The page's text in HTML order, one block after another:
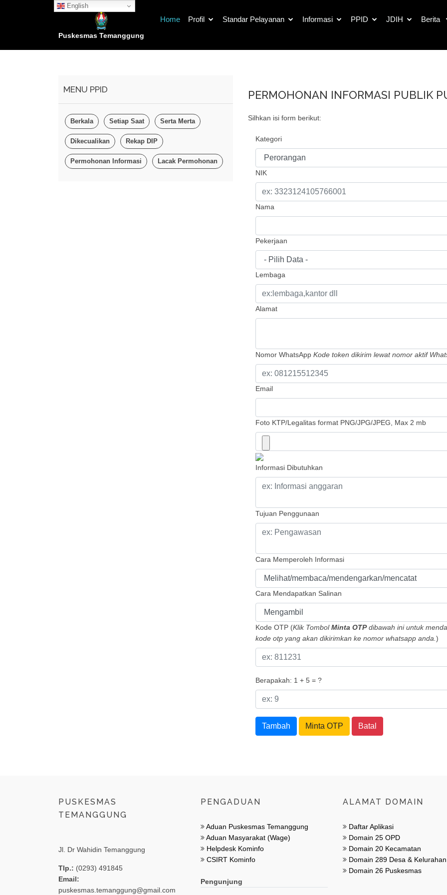
English
Puskesmas Temanggung
Home Profil Standar Pelayanan Informasi PPID JDIH Berita
Permohonan Informasi
MENU PPID
Berkala Setiap Saat Serta Merta
Dikecualikan Rekap DIP
Permohonan Informasi Lacak Permohonan
PERMOHONAN INFORMASI PUBLIK
Silhkan isi form berikut:
Kategori
NIK
Nama
Pekerjaan
Lembaga
Alamat
Nomor WhatsApp Kode token dikirim lewat nomor aktif
Email
Foto KTP/Legalitas format PNG/JPG/JPEG, Max 2 mb
Informasi Dibutuhkan
Tujuan Penggunaan
Cara Memperoleh Informasi
Cara Mendapatkan Salinan
Kode OTP (Klik TombolMinta OTPdibawah ini untuk
kode otp yang akan dikirimkan ke nomor whatsapp anda. )
Berapakah: 1 + 5 = ?
Tambah Minta OTP Batal
PUSKESMAS
TEMANGGUNG
Jl. Dr Wahidin Temanggung
Tlp.: (0293) 491845
Email:
puskesmas.temanggung@gmail.com
PENGADUAN
Aduan Puskesmas Temanggung
Aduan Masyarakat (Wage)
Helpdesk Kominfo
CSIRT Kominfo
Pengunjung
ALAMAT DOMAIN
Daftar Aplikasi
Domain 25 OPD
Domain 20 Kecamatan
Domain 289 Desa & Kelurahan
Domain 26 Puskesmas